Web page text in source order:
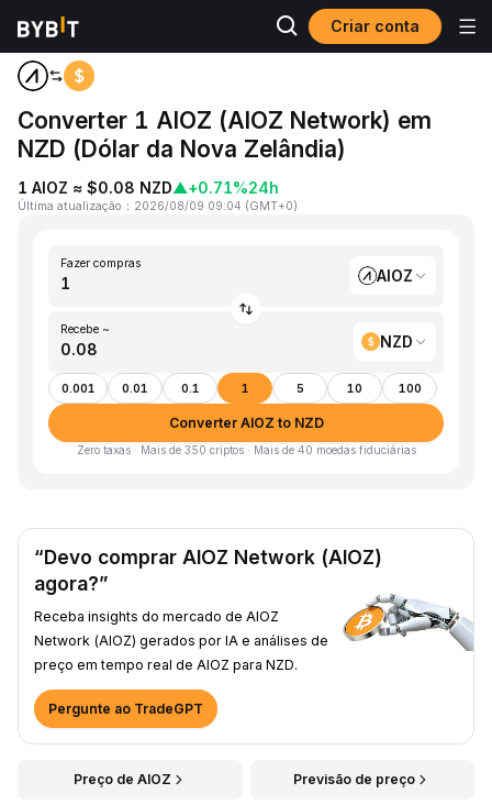
Criar conta
Página inicial
Converter 1 AIOZ (AIOZ Network) em
NZD (Dólar da Nova Zelândia)
1 AIOZ ≈ $0.08 NZD▲+0.71%24h
Última atualização ： 2026/08/09 09:04 (GMT+0)
Fazer compras
AIOZ
Recebe ~
NZD
0.001 0.01 0.1 1 5 10 100
Converter AIOZ to NZD
Zero taxas · Mais de 350 criptos · Mais de 40 moedas fiduciárias
“Devo comprar AIOZ Network (AIOZ)
agora?”
Receba insights do mercado de AIOZ
Network (AIOZ) gerados por IA e análises de
preço em tempo real de AIOZ para NZD.
Pergunte ao TradeGPT
Preço de AIOZ Previsão de preço